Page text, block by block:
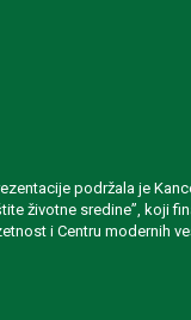
podržala je
životne sredine”, koji
i Centru modernih